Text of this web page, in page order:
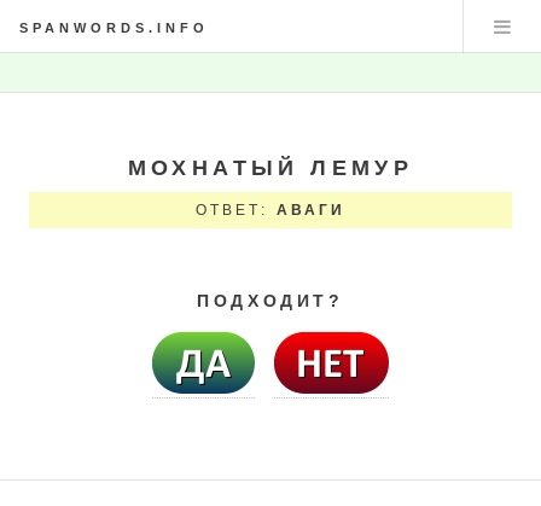
SPANWORDS.INFO
МОХНАТЫЙ ЛЕМУР
ОТВЕТ: АВАГИ
ПОДХОДИТ?